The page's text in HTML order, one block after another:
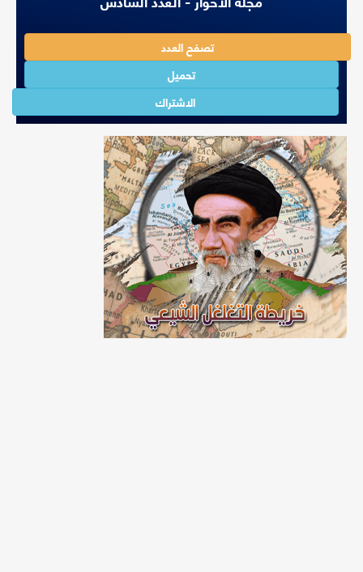
تصفح العدد
تحميل
الاشتراك